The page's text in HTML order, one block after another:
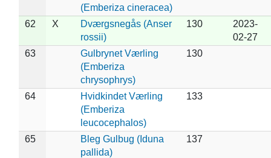
(Emberiza cineracea)
62 X
Dværgsnegås (Anser
rossii)
130
2023-
02-27
63
Gulbrynet Værling
(Emberiza
chrysophrys)
130
64
Hvidkindet Værling
(Emberiza
leucocephalos)
133
65
Bleg Gulbug (Iduna
pallida)
137